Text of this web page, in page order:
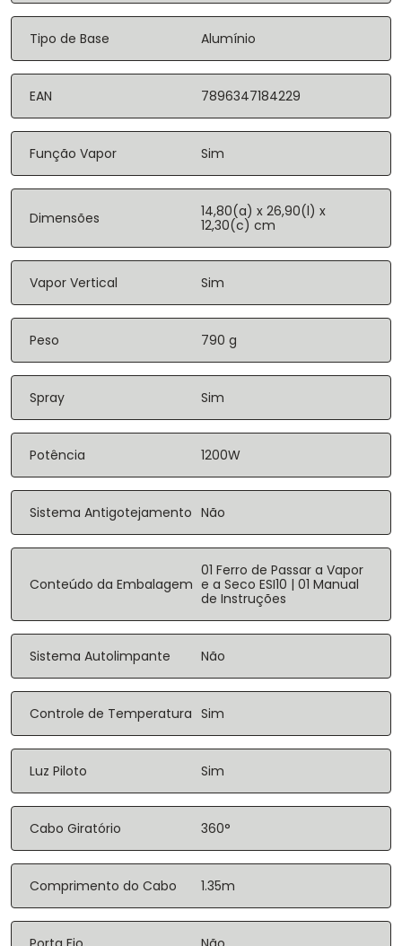
Tipo de Base Alumínio
EAN 7896347184229
Função Vapor Sim
Dimensões
14,80(a) x 26,90(l) x
12,30(c) cm
Vapor Vertical Sim
Peso 790 g
Spray Sim
Potência 1200W
Sistema Antigotejamento Não
Conteúdo da Embalagem
01 Ferro de Passar a Vapor
e a Seco ESI10 | 01 Manual
de Instruções
Sistema Autolimpante Não
Controle de Temperatura Sim
Luz Piloto Sim
Cabo Giratório 360°
Comprimento do Cabo 1.35m